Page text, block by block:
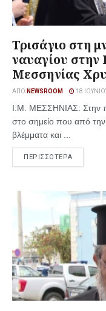
Τρισάγιο στη
ναυαγίου στην
Μεσσηνίας
ΑΠΌ NEWSROOM 18
Ι.Μ. ΜΕΣΣΗΝΙΑΣ: Στην
στο σημείο που από
βλέμματα και ...
ΠΕΡΙΣΣΟΤΕΡΑ